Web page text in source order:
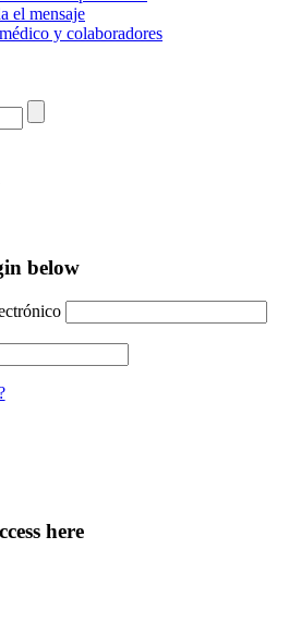
el mensaje
y colaboradores
below
here